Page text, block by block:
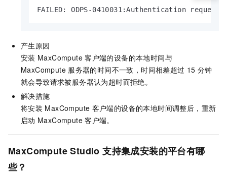
FAILED: ODPS-0410031:Authentication
产生原因
安装 MaxCompute 客户端的设备的本地时间与
MaxCompute 服务器的时间不一致，时间相差超过 15 分钟
就会导致请求被服务器认为超时而拒绝。
解决措施
将安装 MaxCompute 客户端的设备的本地时间调整后，重新
启动 MaxCompute 客户端。
MaxCompute Studio 支持集成安装的平台有哪
些？